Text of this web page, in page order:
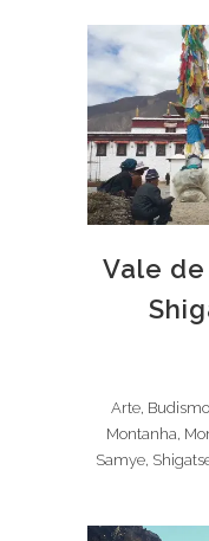
Vale
Arte,
Montanha,
Samye,